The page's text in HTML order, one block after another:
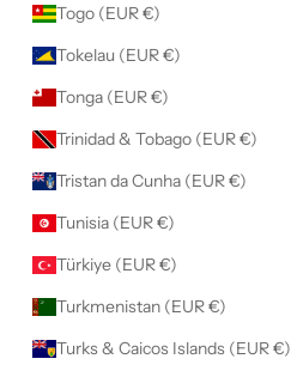
Togo (EUR €)
Tokelau (EUR €)
Tonga (EUR €)
Trinidad & Tobago (EUR €)
Tristan da Cunha (EUR €)
Tunisia (EUR €)
Türkiye (EUR €)
Turkmenistan (EUR €)
Turks & Caicos Islands (EUR €)